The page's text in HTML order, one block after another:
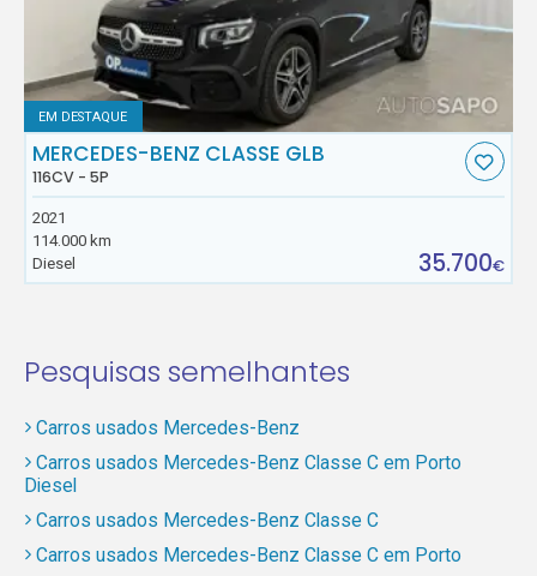
EM DESTAQUE
MERCEDES-BENZ CLASSE GLB
116CV - 5P
2021
114.000 km
Diesel
35.700€
Pesquisas semelhantes
Carros usados Mercedes-Benz
Carros usados Mercedes-Benz Classe C em Porto
Diesel
Carros usados Mercedes-Benz Classe C
Carros usados Mercedes-Benz Classe C em Porto